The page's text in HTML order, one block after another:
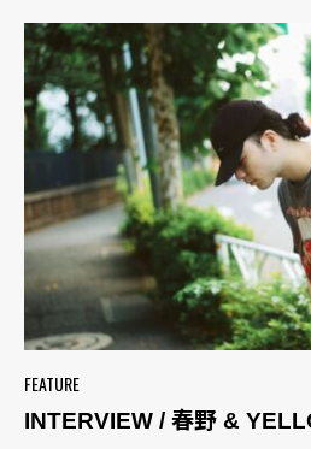
FEATURE
INTERVIEW / 春野 &